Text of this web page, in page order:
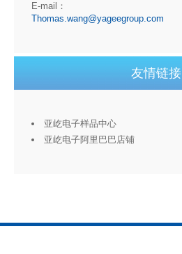
E-mail：
Thomas.wang@yageegroup.com
友情链接
亚屹电子样品中心
亚屹电子阿里巴巴店铺